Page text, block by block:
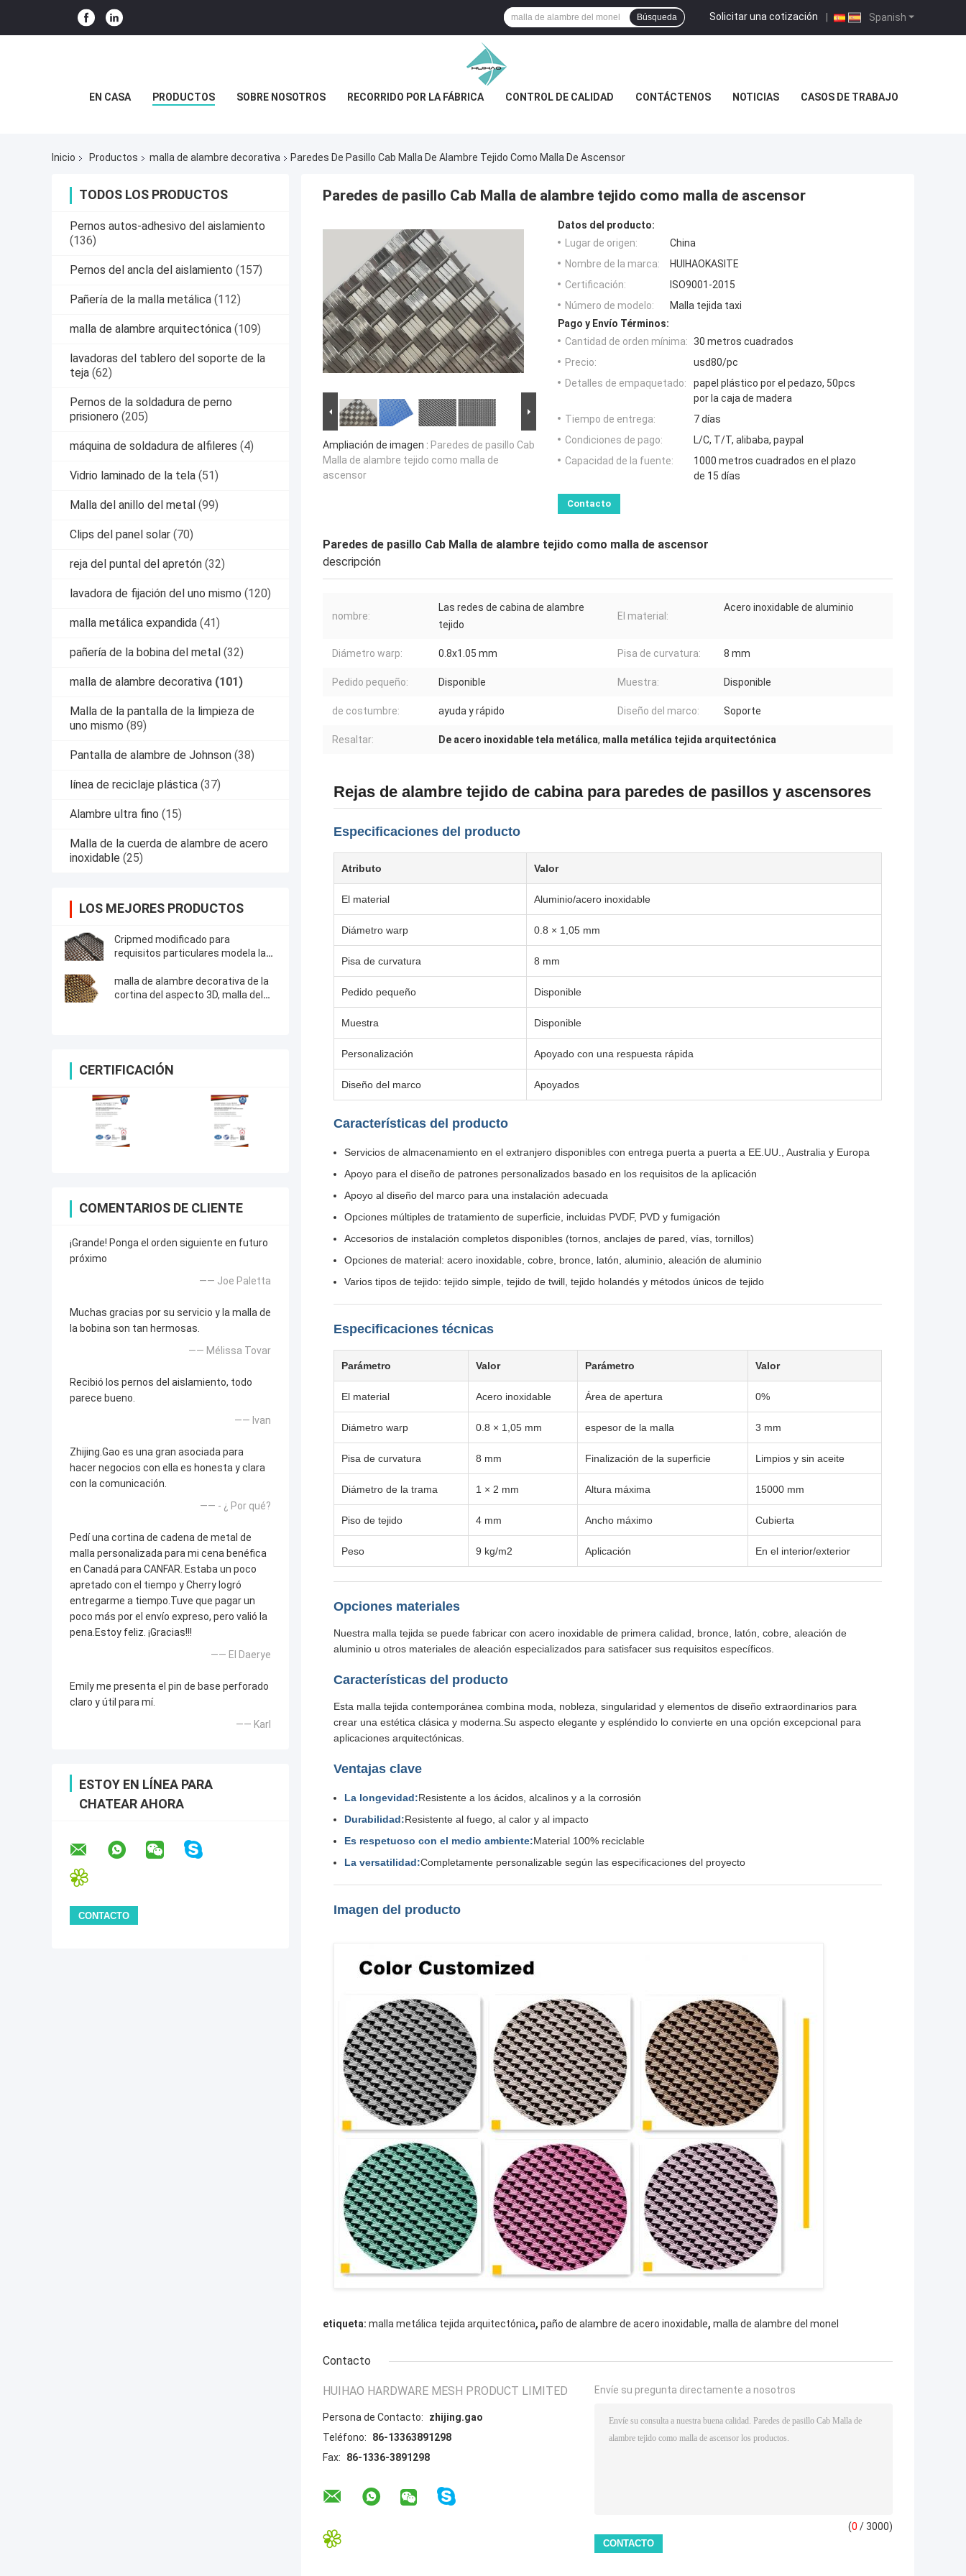
Spanish
Solicitar una cotización |
Búsqueda
EN CASA PRODUCTOS SOBRE NOSOTROS RECORRIDO POR LA FÁBRICA CONTROL DE CALIDAD CONTÁCTENOS NOTICIAS CASOS DE TRABAJO
Inicio Productos malla de alambre decorativa Paredes De Pasillo Cab Malla De Alambre Tejido Como Malla De Ascensor
TODOS LOS PRODUCTOS
Pernos autos-adhesivo del aislamiento
(136)
Pernos del ancla del aislamiento (157)
Pañería de la malla metálica (112)
malla de alambre arquitectónica (109)
lavadoras del tablero del soporte de la
teja (62)
Pernos de la soldadura de perno
prisionero (205)
máquina de soldadura de alfileres (4)
Vidrio laminado de la tela (51)
Malla del anillo del metal (99)
Clips del panel solar (70)
reja del puntal del apretón (32)
lavadora de fijación del uno mismo (120)
malla metálica expandida (41)
pañería de la bobina del metal (32)
malla de alambre decorativa (101)
Malla de la pantalla de la limpieza de
uno mismo (89)
Pantalla de alambre de Johnson (38)
línea de reciclaje plástica (37)
Alambre ultra fino (15)
Malla de la cuerda de alambre de acero
inoxidable (25)
LOS MEJORES PRODUCTOS
Cripmed modificado para
requisitos particulares modela la
decorativa para la puerta de la
seguridad
malla de alambre decorativa de la
cortina del aspecto 3D, malla del
CERTIFICACIÓN
COMENTARIOS DE CLIENTE
¡Grande! Ponga el orden siguiente en futuro
próximo
—— Joe Paletta
Muchas gracias por su servicio y la malla de
la bobina son tan hermosas.
—— Mélissa Tovar
Recibió los pernos del aislamiento, todo
parece bueno.
—— Ivan
Zhijing.Gao es una gran asociada para
hacer negocios con ella es honesta y clara
con la comunicación.
—— - ¿ Por qué?
Pedí una cortina de cadena de metal de
malla personalizada para mi cena benéfica
en Canadá para CANFAR. Estaba un poco
apretado con el tiempo y Cherry logró
entregarme a tiempo.Tuve que pagar un
poco más por el envío expreso, pero valió la
pena.Estoy feliz. ¡Gracias!!!
—— El Daerye
Emily me presenta el pin de base perforado
claro y útil para mí.
—— Karl
ESTOY EN LÍNEA PARA
CHATEAR AHORA
Paredes de pasillo Cab Malla de alambre tejido como malla de ascensor
Ampliación de imagen : Paredes de pasillo Cab
Malla de alambre tejido como malla de
ascensor
Datos del producto:
Lugar de origen:
China
Nombre de la marca:
HUIHAOKASITE
Certificación:
ISO9001-2015
Número de modelo:
Malla tejida taxi
Pago y Envío Términos:
Cantidad de orden mínima: 30 metros cuadrados
Precio:
usd80/pc
Detalles de empaquetado:
papel plástico por el pedazo, 50pcs
por la caja de madera
Tiempo de entrega:
7 días
Condiciones de pago:
L/C, T/T, alibaba, paypal
Capacidad de la fuente:
1000 metros cuadrados en el plazo
de 15 días
Contacto
Paredes de pasillo Cab Malla de alambre tejido como malla de ascensor
descripción
nombre:
Las redes de cabina de alambre
tejido
El material:
Acero inoxidable de aluminio
Diámetro warp: 0.8x1.05 mm Pisa de curvatura: 8 mm
Pedido pequeño: Disponible Muestra: Disponible
de costumbre: ayuda y rápido Diseño del marco: Soporte
Resaltar: De acero inoxidable tela metálica, malla metálica tejida arquitectónica
Rejas de alambre tejido de cabina para paredes de pasillos y ascensores
Especificaciones del producto
Atributo Valor
El material Aluminio/acero inoxidable
Diámetro warp 0.8 × 1,05 mm
Pisa de curvatura 8 mm
Pedido pequeño Disponible
Muestra Disponible
Personalización Apoyado con una respuesta rápida
Diseño del marco Apoyados
Características del producto
Servicios de almacenamiento en el extranjero disponibles con entrega puerta a puerta a EE.UU., Australia y Europa
Apoyo para el diseño de patrones personalizados basado en los requisitos de la aplicación
Apoyo al diseño del marco para una instalación adecuada
Opciones múltiples de tratamiento de superficie, incluidas PVDF, PVD y fumigación
Accesorios de instalación completos disponibles (tornos, anclajes de pared, vías, tornillos)
Opciones de material: acero inoxidable, cobre, bronce, latón, aluminio, aleación de aluminio
Varios tipos de tejido: tejido simple, tejido de twill, tejido holandés y métodos únicos de tejido
Especificaciones técnicas
Parámetro Valor Parámetro Valor
El material Acero inoxidable Área de apertura 0%
Diámetro warp 0.8 × 1,05 mm espesor de la malla 3 mm
Pisa de curvatura 8 mm Finalización de la superficie Limpios y sin aceite
Diámetro de la trama 1 × 2 mm Altura máxima 15000 mm
Piso de tejido 4 mm Ancho máximo Cubierta
Peso 9 kg/m2 Aplicación En el interior/exterior
Opciones materiales
Nuestra malla tejida se puede fabricar con acero inoxidable de primera calidad, bronce, latón, cobre, aleación de
aluminio u otros materiales de aleación especializados para satisfacer sus requisitos específicos.
Características del producto
Esta malla tejida contemporánea combina moda, nobleza, singularidad y elementos de diseño extraordinarios para
crear una estética clásica y moderna.Su aspecto elegante y espléndido lo convierte en una opción excepcional para
aplicaciones arquitectónicas.
Ventajas clave
La longevidad:Resistente a los ácidos, alcalinos y a la corrosión
Durabilidad:Resistente al fuego, al calor y al impacto
Es respetuoso con el medio ambiente:Material 100% reciclable
La versatilidad:Completamente personalizable según las especificaciones del proyecto
Imagen del producto
etiqueta: malla metálica tejida arquitectónica, paño de alambre de acero inoxidable, malla de alambre del monel
Contacto
HUIHAO HARDWARE MESH PRODUCT LIMITED
Persona de Contacto:
zhijing.gao
Teléfono:
86-13363891298
Fax:
86-1336-3891298
Envíe su pregunta directamente a nosotros
(0 / 3000)